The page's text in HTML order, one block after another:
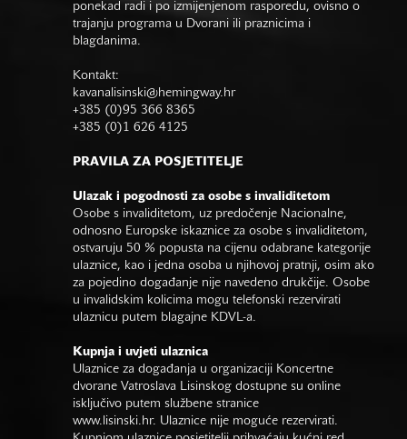
ponekad radi i po izmijenjenom rasporedu, ovisno o
trajanju programa u Dvorani ili praznicima i
blagdanima.
Kontakt:
kavanalisinski@hemingway.hr
+385 (0)95 366 8365
+385 (0)1 626 4125
PRAVILA ZA POSJETITELJE
Ulazak i pogodnosti za osobe s invaliditetom
Osobe s invaliditetom, uz predočenje Nacionalne,
odnosno Europske iskaznice za osobe s invaliditetom,
ostvaruju 50 % popusta na cijenu odabrane kategorije
ulaznice, kao i jedna osoba u njihovoj pratnji, osim ako
za pojedino događanje nije navedeno drukčije. Osobe
u invalidskim kolicima mogu telefonski rezervirati
ulaznicu putem blagajne KDVL-a.
Kupnja i uvjeti ulaznica
Ulaznice za događanja u organizaciji Koncertne
dvorane Vatroslava Lisinskog dostupne su online
isključivo putem službene stranice
www.lisinski.hr. Ulaznice nije moguće rezervirati.